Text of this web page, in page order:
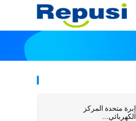
إبرة متحدة المركز
الكهربائي...